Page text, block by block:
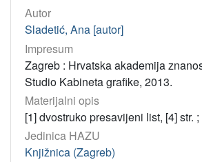
Autor
Sladetić, Ana [autor]
Impresum
Zagreb : Hrvatska akademija
Studio Kabineta grafike, 2013.
Materijalni opis
[1] dvostruko presavijeni list, [4] str.
Jedinica HAZU
Knjižnica (Zagreb)